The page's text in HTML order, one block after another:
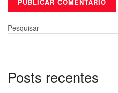
Pesquisar
Posts recentes